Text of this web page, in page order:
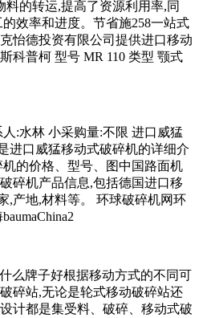
的转运,提高了资源利用率,同
效率和进度。节省施258一站式
怡德投资有限公司提供进口移动
科普柯 型号 MR 110 类型 颚式
:水林 小采购量:不限 进口威猛
进口威猛移动式破碎机的详细介
的价格、型号、图中国路面机
碎机产品信息,包括德国进口移
,产地,材料等。 环球破碎机网环
么牌子好根据移动方式的不同可
碎站,无论是轮式移动破碎站还
计都是集受料、破碎、移动式破